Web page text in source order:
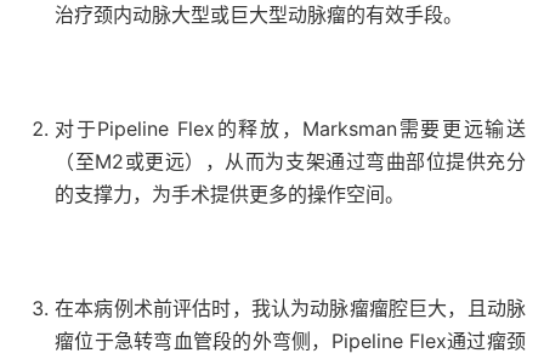
治疗颈内动脉大型或巨大型动脉瘤的有效手段。
对于Pipeline Flex的释放，Marksman需要更远输送
（至M2或更远），从而为支架通过弯曲部位提供充分
的支撑力，为手术提供更多的操作空间。
在本病例术前评估时，我认为动脉瘤瘤腔巨大，且动脉
瘤位于急转弯血管段的外弯侧，Pipeline Flex通过瘤颈